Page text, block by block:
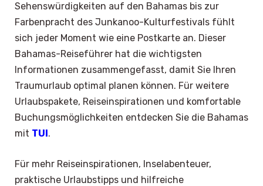
Sehenswürdigkeiten auf den Bahamas bis zur
Farbenpracht des Junkanoo-Kulturfestivals fühlt
sich jeder Moment wie eine Postkarte an. Dieser
Bahamas-Reiseführer hat die wichtigsten
Informationen zusammengefasst, damit Sie Ihren
Traumurlaub optimal planen können. Für weitere
Urlaubspakete, Reiseinspirationen und komfortable
Buchungsmöglichkeiten entdecken Sie die Bahamas
mit TUI .
Für mehr Reiseinspirationen, Inselabenteuer,
praktische Urlaubstipps und hilfreiche